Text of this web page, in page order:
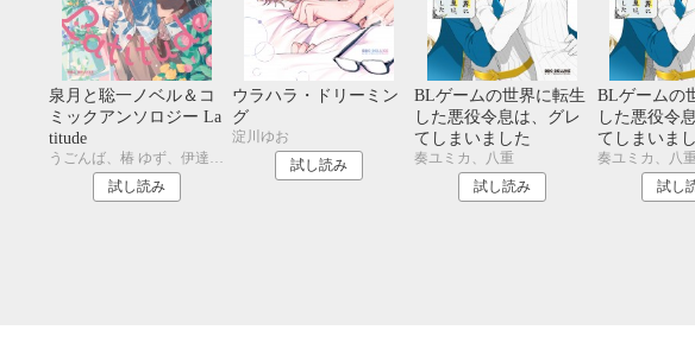
泉月と聡一ノベル＆コ
ミックアンソロジー La
titude
うごんば、椿 ゆず、伊達きよ、渡海奈穂、幸崎ぱれす
試し読み
ウラハラ・ドリーミン
グ
淀川ゆお
試し読み
BLゲームの世界に転生
した悪役令息は、グレ
てしまいました
奏ユミカ、八重
試し読み
BLゲームの
した悪役令
てしまいま
奏ユミカ、八
試し